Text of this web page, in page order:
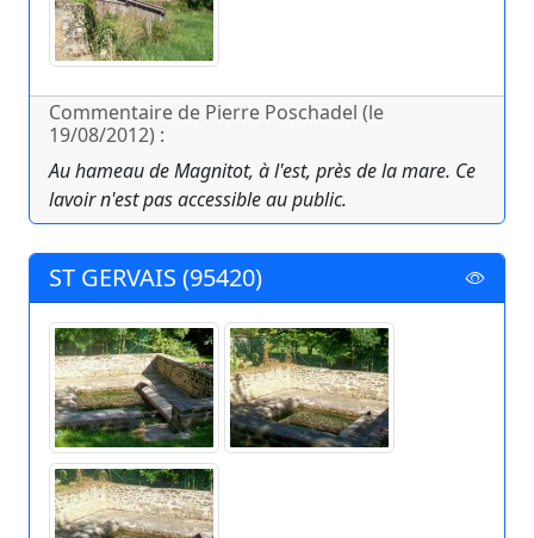
Commentaire de Pierre Poschadel (le
19/08/2012) :
Au hameau de Magnitot, à l'est, près de la mare. Ce
lavoir n'est pas accessible au public.
ST GERVAIS (95420)